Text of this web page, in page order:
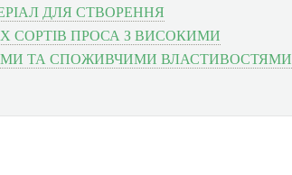
ДЛЯ СТВОРЕННЯ
СОРТІВ ПРОСА З ВИСОКИМИ
ТА СПОЖИВЧИМИ ВЛАСТИВОСТЯМИ